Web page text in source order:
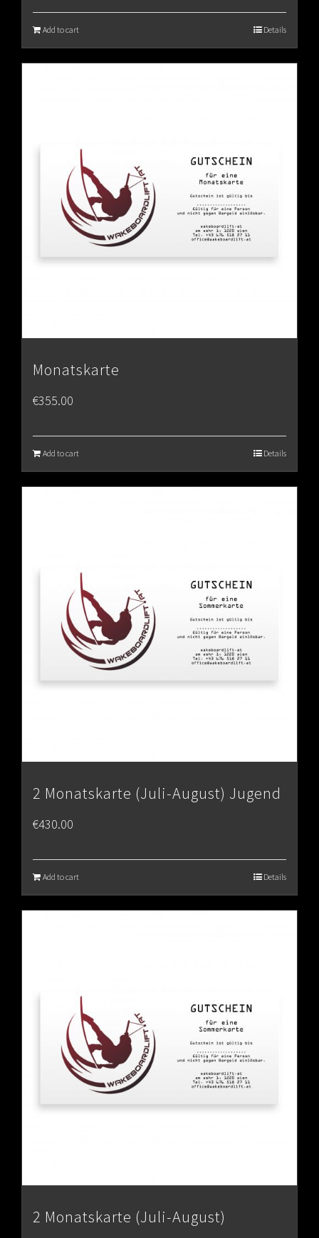
Add to cart Details
Monatskarte
€355.00
Add to cart Details
2 Monatskarte (Juli-August) Jugend
€430.00
Add to cart Details
2 Monatskarte (Juli-August)